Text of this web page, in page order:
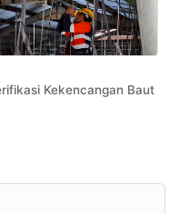
Kekencangan Baut